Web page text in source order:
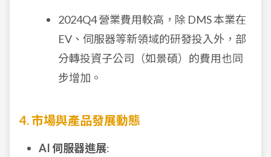
2024Q4 營業費用較高，除 DMS 本業在
EV、伺服器等新領域的研發投入外，部
分轉投資子公司（如景碩）的費用也同
步增加。
4. 市場與產品發展動態
AI 伺服器進展: